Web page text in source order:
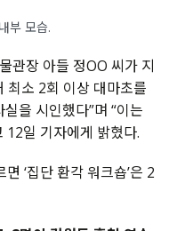
부 모습.
관장 아들 정OO 씨가 지
최소 2회 이상 대마초를
실을 시인했다”며 “이는
12일 기자에게 밝혔다.
면 ‘집단 환각 워크숍’은 2